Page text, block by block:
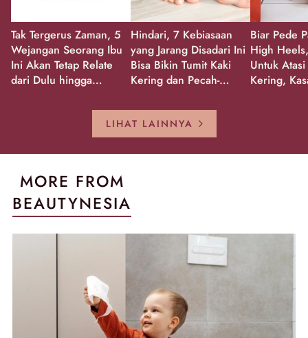
Tak Tergerus Zaman, 5
Wejangan Seorang Ibu
Ini Akan Tetap Relate
dari Dulu hingga
Hindari, 7 Kebiasaan
yang Jarang Disadari Ini
Bisa Bikin Tumit Kaki
Kering dan Pecah-
Biar Pede
High
Untuk
Kering,
LIHAT LAINNYA
MORE FROM
BEAUTYNESIA